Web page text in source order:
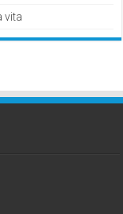
vita